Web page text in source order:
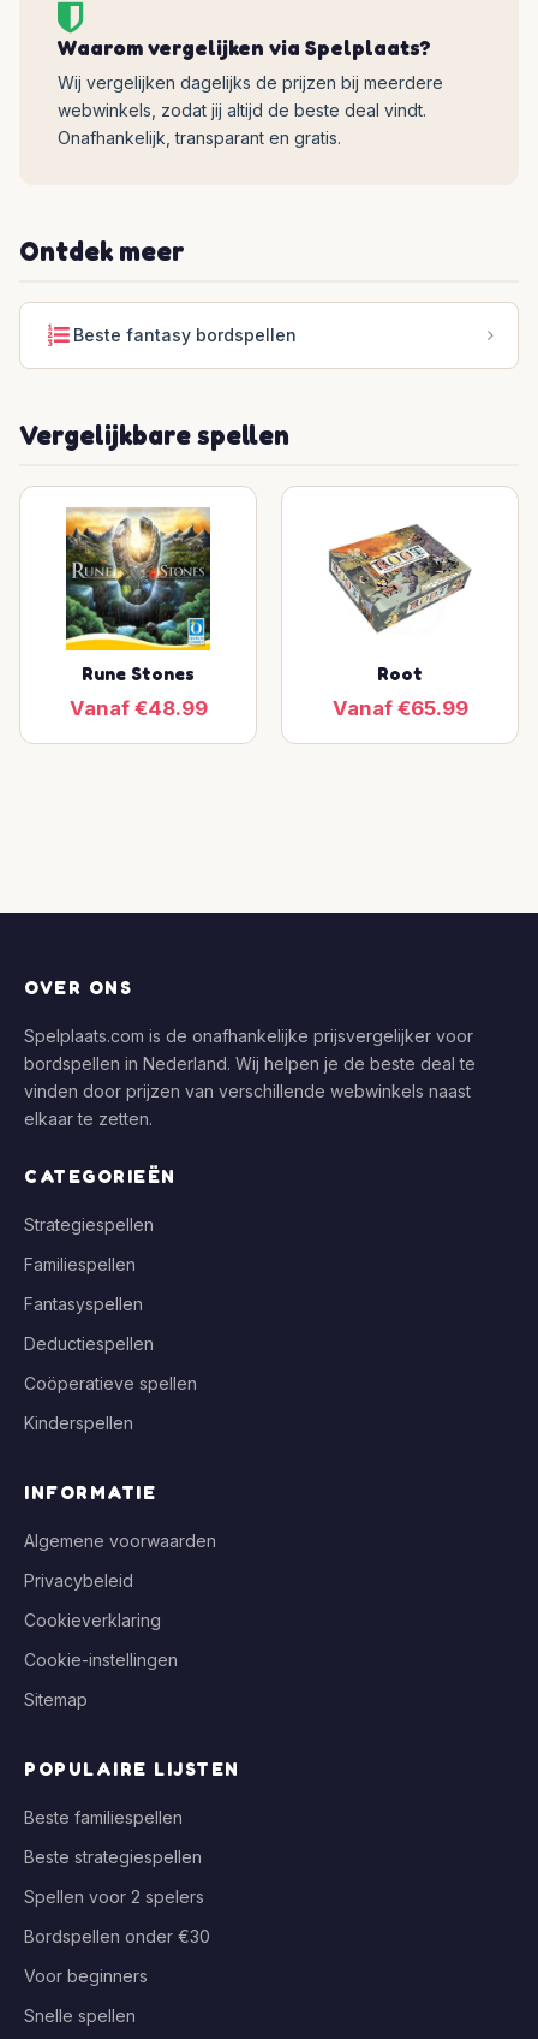
Waarom vergelijken via Spelplaats?
Wij vergelijken dagelijks de prijzen bij meerdere
webwinkels, zodat jij altijd de beste deal vindt.
Onafhankelijk, transparant en gratis.
Ontdek meer
Beste fantasy bordspellen
Vergelijkbare spellen
Rune Stones
Vanaf €48.99
Root
Vanaf €65.99
OVER ONS
Spelplaats.com is de onafhankelijke prijsvergelijker voor
bordspellen in Nederland. Wij helpen je de beste deal te
vinden door prijzen van verschillende webwinkels naast
elkaar te zetten.
CATEGORIEËN
Strategiespellen
Familiespellen
Fantasyspellen
Deductiespellen
Coöperatieve spellen
Kinderspellen
INFORMATIE
Algemene voorwaarden
Privacybeleid
Cookieverklaring
Cookie-instellingen
Sitemap
POPULAIRE LIJSTEN
Beste familiespellen
Beste strategiespellen
Spellen voor 2 spelers
Bordspellen onder €30
Voor beginners
Snelle spellen